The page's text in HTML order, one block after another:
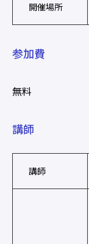
開催場所
参加費
無料
講師
講師